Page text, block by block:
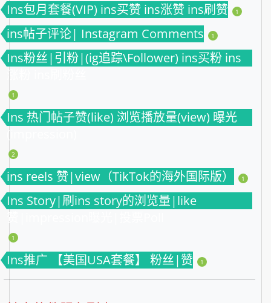
Ins包月套餐(VIP) ins买赞 ins涨赞 ins刷赞 1
ins帖子评论| Instagram Comments 1
Ins粉丝|引粉|(ig追踪\Follower) ins买粉 ins
涨粉 ins刷粉丝
1
Ins 热门帖子赞(like) 浏览播放量(view) 曝光
(impression)
2
ins reels 赞|view（TikTok的海外国际版） 1
Ins Story|刷ins story的浏览量|like
赞|impression曝光|投票Poll
1
Ins推广 【美国USA套餐】 粉丝|赞 1